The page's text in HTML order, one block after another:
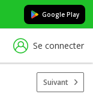
Google Play
Se connecter
Suivant